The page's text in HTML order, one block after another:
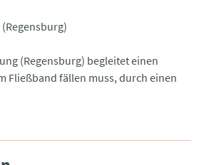
(Regensburg) begleitet einen
Fließband fällen muss, durch einen